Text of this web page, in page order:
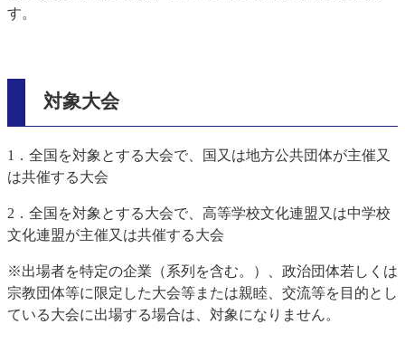
す。
対象大会
1．全国を対象とする大会で、国又は地方公共団体が主催又
は共催する大会
2．全国を対象とする大会で、高等学校文化連盟又は中学校
文化連盟が主催又は共催する大会
※出場者を特定の企業（系列を含む。）、政治団体若しくは
宗教団体等に限定した大会等または親睦、交流等を目的とし
ている大会に出場する場合は、対象になりません。